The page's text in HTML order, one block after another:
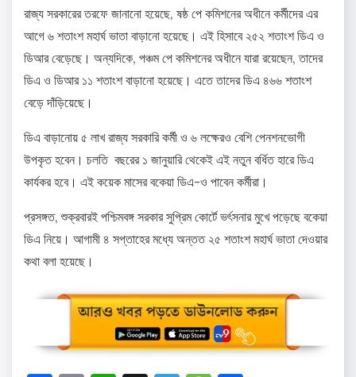
রাজ্য সরকারের তরফে জানানো হয়েছে, ষষ্ঠ পে কমিশনের অধীনে কর্মীদের এর
আগে ৬ শতাংশ মহার্ঘ ভাতা বাড়ানো হয়েছে। এই হিসাবে ২৫২ শতাংশ ডিএ ও
ডিআর বেড়েছে। অন্যদিকে, পঞ্চম পে কমিশনের অধীনে যারা রয়েছেন, তাদের
ডিএ ও ডিআর ১১ শতাংশ বাড়ানো হয়েছে। এতে তাদের ডিএ ৪৬৬ শতাংশ
বেড়ে দাঁড়িয়েছে।
ডিএ বাড়ানোয় ৫ লাখ রাজ্য সরকারি কর্মী ও ৬ লক্ষেরও বেশি পেনশনভোগী
উপকৃত হবেন। চলতি বছরের ১ জানুয়ারি থেকেই এই নতুন বর্ধিত হারে ডিএ
কার্যকর হবে। এই কয়েক মাসের বকেয়া ডিএ-ও পাবেন কর্মীরা।
প্রসঙ্গত, শুক্রবারই পশ্চিমবঙ্গ সরকার সুপ্রিম কোর্টে ভর্ৎসনার মুখে পড়েছে বকেয়া
ডিএ নিয়ে। আগামী ৪ সপ্তাহের মধ্যে অন্তত ২৫ শতাংশ মহার্ঘ ভাতা দেওয়ার
কথা বলা হয়েছে।